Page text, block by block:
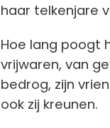
haar telkenjare
Hoe lang poogt
vrijwaren, van
bedrog, zijn
ook zij kreunen.